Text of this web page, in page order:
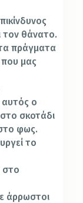
τον θάνατο.
πράγματα
που μας
αυτός ο
σκοτάδι
φως.
το
στο
άρρωστοι